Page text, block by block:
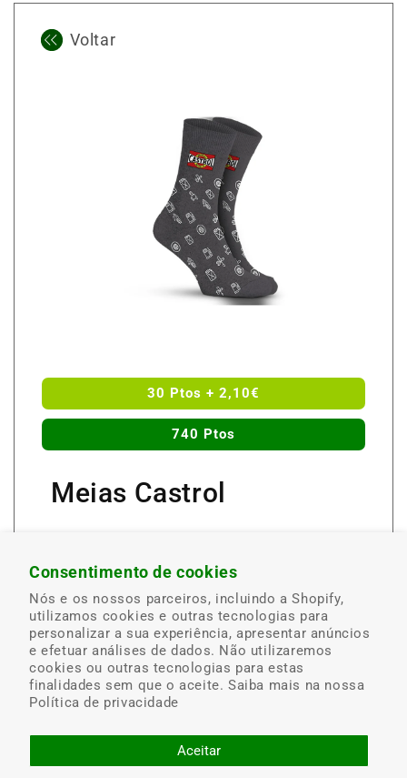
Consentimento de cookies
Nós e os nossos parceiros, incluindo a Shopify,
utilizamos cookies e outras tecnologias para
personalizar a sua experiência, apresentar anúncios
e efetuar análises de dados. Não utilizaremos
cookies ou outras tecnologias para estas
finalidades sem que o aceite. Saiba mais na nossa
Política de privacidade
Aceitar
Voltar
30 Ptos + 2,10€
740 Ptos
Meias Castrol
Castrol, com logo em Jacquard. Tamanho
único. Unisexo. 68% algodão.
Até ao fim do stock.
Obtenha-o nos nossos postos